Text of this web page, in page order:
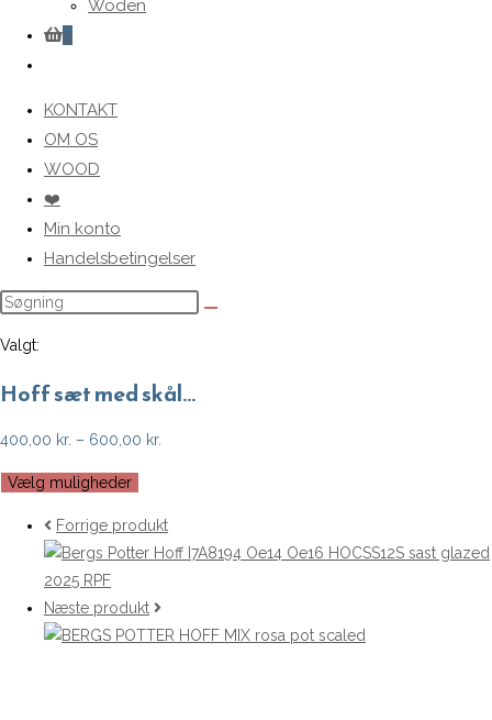
Woden
0
search
KONTAKT
OM OS
WOOD
❤️
Min konto
Handelsbetingelser
Valgt:
Hoff sæt med skål…
400,00 kr. – 600,00 kr.
600,00 kr.
Vælg muligheder
Forrige produkt
Næste produkt